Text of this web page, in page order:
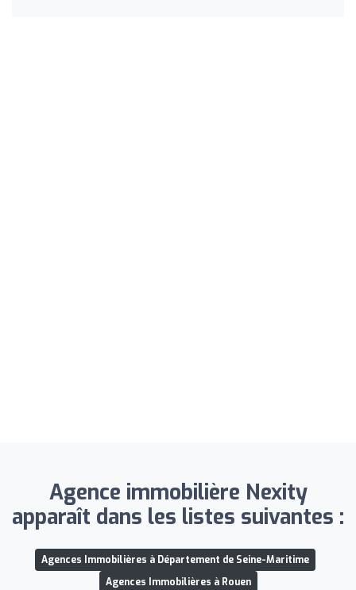
Agence immobilière Nexity
apparaît dans les listes suivantes :
Agences Immobilières à Département de Seine-Maritime
Agences Immobilières à Rouen